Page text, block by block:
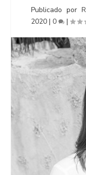
Publicado por
2020 |0 |